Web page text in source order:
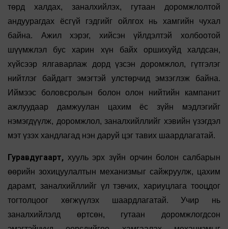
төрд халдах, заналхийлэх, гутаан доромжлолтой
андуурагдах ёсгүй гэдгийг ойлгох нь хамгийн чухал
байна. Ажил хэрэг, хийсэн үйлдэлтэй холбоотой
шүүмжлэл бус харин хүн байх оршихуйд халдсан,
хүйсээр ялгаварлаж дорд үзсэн доромжлол, гүтгэлэг
нийтлэг байдагт эмэгтэй улстөрчид эмзэглэж байна.
Иймээс боловсролын болон олон нийтийн кампанит
ажлуудаар дамжуулан цахим ёс зүйн мэдлэгийг
нэмэгдүүлж, доромжлол, заналхийллийг хэвийн үзэгдэл
мэт үзэх хандлагад нэн даруй цэг тавих шаардлагатай.
Гуравдугаарт, хууль эрх зүйн орчин болон салбарын
өөрийн зохицуулалтын механизмыг сайжруулж, цахим
дарамт, заналхийллийг үл тэвчих, хариуцлага тооцдог
тогтолцоог хөгжүүлэх шаардлагатай. Учир нь
заналхийлэлд өртсөн, гутаан доромжлогдсон